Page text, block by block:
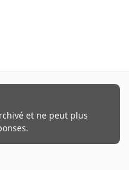
et ne peut plus